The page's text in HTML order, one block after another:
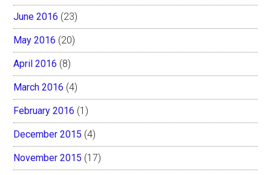
June 2016 (23)
May 2016 (20)
April 2016 (8)
March 2016 (4)
February 2016 (1)
December 2015 (4)
November 2015 (17)